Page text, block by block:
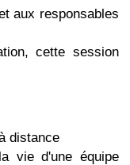
aux responsables
cette session
distance
vie d'une équipe